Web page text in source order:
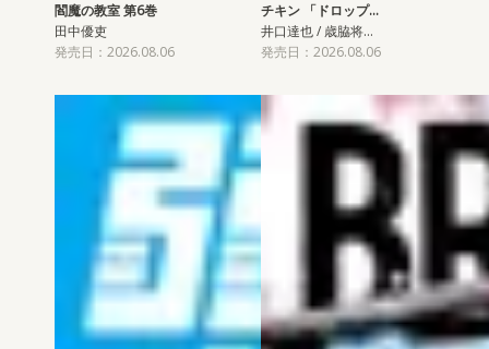
閻魔の教室 第6巻
田中優吏
発売日：2026.08.06
チキン 「ドロップ…
井口達也 / 歳脇将…
発売日：2026.08.06